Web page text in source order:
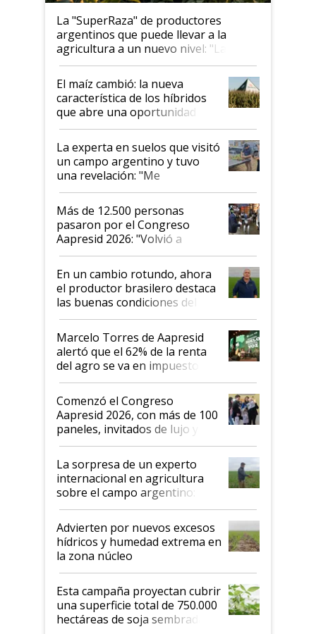
La "SuperRaza" de productores
argentinos que puede llevar a la
agricultura a un nuevo nivel: "Las
posibilidades de crecimiento son
infinitas"
El maíz cambió: la nueva
característica de los híbridos
que abre una oportunidad en
el lote
La experta en suelos que visitó
un campo argentino y tuvo
una revelación: "Me
impresionó mucho"
Más de 12.500 personas
pasaron por el Congreso
Aapresid 2026: "Volvió a
demostrar que hablar del
suelo es hablar de todo el
sistema productivo"
En un cambio rotundo, ahora
el productor brasilero destaca
las buenas condiciones del
agro argentino para invertir:
"Los veo más motivados"
Marcelo Torres de Aapresid
alertó que el 62% de la renta
del agro se va en impuestos:
"No es bueno que en
Argentina se sigan discutiendo
las mismas cosas de hace 50
años"
Comenzó el Congreso
Aapresid 2026, con más de 100
paneles, invitados de lujo y
todas las tendencias
La sorpresa de un experto
internacional en agricultura
sobre el campo argentino:
"Estoy muy impresionado"
Advierten por nuevos excesos
hídricos y humedad extrema en
la zona núcleo
Esta campaña proyectan cubrir
una superficie total de 750.000
hectáreas de soja sembradas